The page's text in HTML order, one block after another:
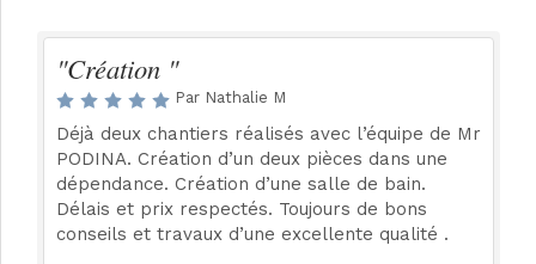
"Création "
Par Nathalie M
Déjà deux chantiers réalisés avec l’équipe de Mr
PODINA. Création d’un deux pièces dans une
dépendance. Création d’une salle de bain.
Délais et prix respectés. Toujours de bons
conseils et travaux d’une excellente qualité .